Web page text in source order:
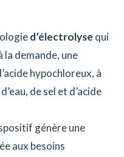
d’électrolyse qui
demande, une
hypochloreux, à
de sel et d’acide
génère une
aux besoins